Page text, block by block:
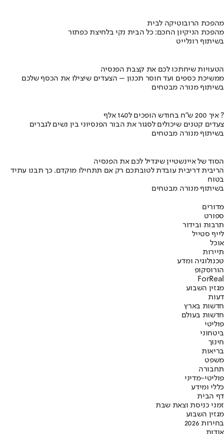
מהפכת הרובוטיקה לבית
מהפכת הניקיון החכם: כל הבית נקי בלחיצת כפתור
בשיתוף רונלייט
הטעויות שיחתכו לכם את קצבת הפנסיה
ממשיכת כספים ועד חוסר תכנון – הצעדים שיצילו את הכסף שלכם
בשיתוף מנורה מבטחים
איך 200 ש"ח בחודש הופכים ל140 אלף ?
צעדים קטנים שיכולים לסגור את הבור הפנסיוני בין נשים לגברים
בשיתוף מנורה מבטחים
הסוד של איינשטיין שיגדיל לכם את הפנסיה
הריבית דריבית עובדת לטובתכם רק אם תתחילו מוקדם. כך תבנו עתיד
בטוח
בשיתוף מנורה מבטחים
מדורים
ספורט
תרבות ובידור
לייף סטייל
אוכל
תיירות
טכנולוגיה ומדע
הורוסקופ
ForReal
מגזין השבוע
דעות
חדשות בארץ
חדשות בעולם
פוליטי
ביטחוני
חינוך
בריאות
משפט
תחבורה
פוליטי-מדיני
כללי ומידע
דף הבית
זמני כניסת וצאת שבת
מגזין השבוע
בחירות 2026